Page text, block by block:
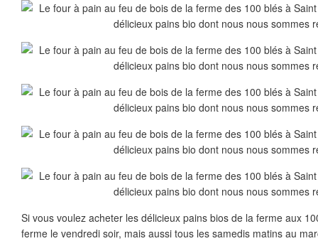
Si vous voulez acheter les délicieux pains bios de la ferme aux
ferme le vendredi soir, mais aussi tous les samedis matins au